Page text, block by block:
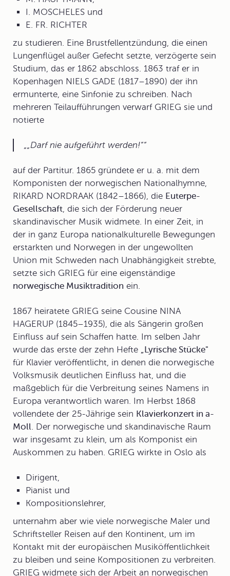
I. MOSCHELES und
E. FR. RICHTER
zu studieren. Eine Brustfellentzündung, die einen
Lungenflügel außer Gefecht setzte, verzögerte sein
Studium, das er 1862 abschloss. 1863 traf er in
Kopenhagen NIELS GADE (1817–1890) der ihn
ermunterte, eine Sinfonie zu schreiben. Nach
mehreren Teilaufführungen verwarf GRIEG sie und
notierte
„Darf nie aufgeführt werden!“
auf der Partitur. 1865 gründete er u. a. mit dem
Komponisten der norwegischen Nationalhymne,
RIKARD NORDRAAK (1842–1866), die Euterpe-
Gesellschaft, die sich der Förderung neuer
skandinavischer Musik widmete. In einer Zeit, in
der in ganz Europa nationalkulturelle Bewegungen
erstarkten und Norwegen in der ungewollten
Union mit Schweden nach Unabhängigkeit strebte,
setzte sich GRIEG für eine eigenständige
norwegische Musiktradition ein.
1867 heiratete GRIEG seine Cousine NINA
HAGERUP (1845–1935), die als Sängerin großen
Einfluss auf sein Schaffen hatte. Im selben Jahr
wurde das erste der zehn Hefte „Lyrische Stücke"
für Klavier veröffentlicht, in denen die norwegische
Volksmusik deutlichen Einfluss hat, und die
maßgeblich für die Verbreitung seines Namens in
Europa verantwortlich waren. Im Herbst 1868
vollendete der 25-Jährige sein Klavierkonzert in a-
Moll. Der norwegische und skandinavische Raum
war insgesamt zu klein, um als Komponist ein
Auskommen zu haben. GRIEG wirkte in Oslo als
Dirigent,
Pianist und
Kompositionslehrer,
unternahm aber wie viele norwegische Maler und
Schriftsteller Reisen auf den Kontinent, um im
Kontakt mit der europäischen Musiköffentlichkeit
zu bleiben und seine Kompositionen zu verbreiten.
GRIEG widmete sich der Arbeit an norwegischen